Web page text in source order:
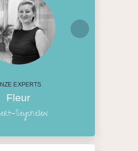
EXPERTS
Fleur
Seychellen